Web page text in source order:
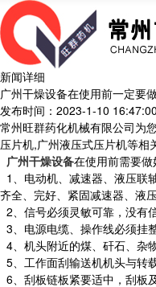
新闻详细
广州干燥设备在使用前一定要
发布时间：2023-1-10 16:47:00
常州旺群药化机械有限公司为
压片机,广州液压式压片机等相
广州干燥设备在使用前需要做
1、电动机、减速器、液压联
齐全、完好、紧固减速器、液
2、信号必须灵敏可靠，没有
3、电源电缆、操作线必须挂
4、机头附近的煤、矸石、杂
5、工作面刮输送机机头与转
6、刮板链板紧要适中，刮板